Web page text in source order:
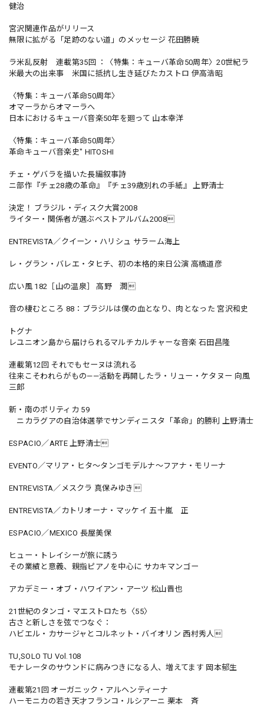
健治
宮沢関連作品がリリース
無限に拡がる「足跡のない道」のメッセージ 花田勝暁
ラ米乱反射 連載第35回 ：〈特集：キューバ革命50周年〉20世紀ラ
米最大の出来事 米国に抵抗し生き延びたカストロ 伊高浩昭
〈特集：キューバ革命50周年〉
オマーラからオマーラへ
日本におけるキューバ音楽50年を廻って 山本幸洋
〈特集：キューバ革命50周年〉
革命キューバ音楽史" HITOSHI
チェ・ゲバラを描いた長編叙事詩
ニ部作『チェ28歳の革命』『チェ39歳別れの手紙』 上野清士
決定！ ブラジル・ディスク大賞2008
ライター・関係者が選ぶベストアルバム2008
ENTREVISTA／クイーン・ハリシュ サラーム海上
レ・グラン・バレエ・タヒチ、初の本格的来日公演 高橋道彦
広い風 182［山の温泉］ 高野 潤
音の棲むところ 88：ブラジルは僕の血となり、肉となった 宮沢和史
トグナ
レユニオン島から届けられるマルチカルチャーな音楽 石田昌隆
連載第12回 それでもセーヌは流れる
往来こそわれらがもの——活動を再開したラ・リュー・ケタヌー 向風
三郎
新・南のポリティカ 59
ニカラグアの自治体選挙でサンディニスタ「革命」的勝利 上野清士
ESPACIO／ARTE 上野清士
EVENTO／マリア・ヒタ〜タンゴモデルナ〜フアナ・モリーナ
ENTREVISTA／メスクラ 真保みゆき
ENTREVISTA／カトリオーナ・マッケイ 五十嵐 正
ESPACIO／MEXICO 長屋美保
ヒュー・トレイシーが旅に誘う
その業績と意義、親指ピアノを中心に サカキマンゴー
アカデミー・オブ・ハワイアン・アーツ 松山晋也
21世紀のタンゴ・マエストロたち〈55〉
古さと新しさを弦でつなぐ：
ハビエル・カサージャとコルネット・バイオリン 西村秀人
TU,SOLO TU Vol.108
モナレータのサウンドに病みつきになる人、増えてます 岡本郁生
連載第21回 オーガニック・アルヘンティーナ
ハーモニカの若き天才フランコ・ルシアーニ 栗本 斉